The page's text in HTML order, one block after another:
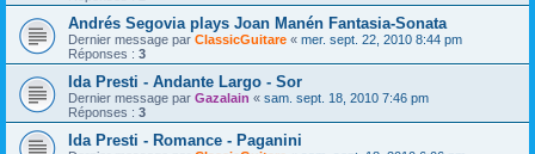
Andrés Segovia plays Joan Manén Fantasia-Sonata
Dernier message par ClassicGuitare « mer. sept. 22, 2010 8:44 pm
Réponses : 3
Ida Presti - Andante Largo - Sor
Dernier message par Gazalain « sam. sept. 18, 2010 7:46 pm
Réponses : 3
Ida Presti - Romance - Paganini